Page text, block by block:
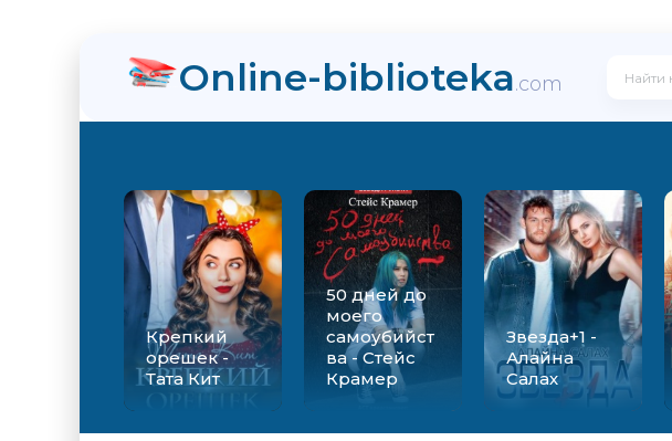
Online-biblioteka.com
Крепкий
орешек -
Тата Кит
50 дней до
моего
самоубийст
ва - Стейс
Крамер
Звезда+1 -
Алайна
Салах
Вильмонт